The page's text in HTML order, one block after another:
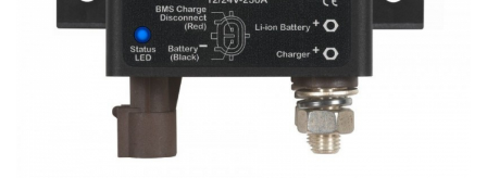
Panouri fotovoltaice si accesorii
Panouri fotovoltaice
Sisteme prindere panouri